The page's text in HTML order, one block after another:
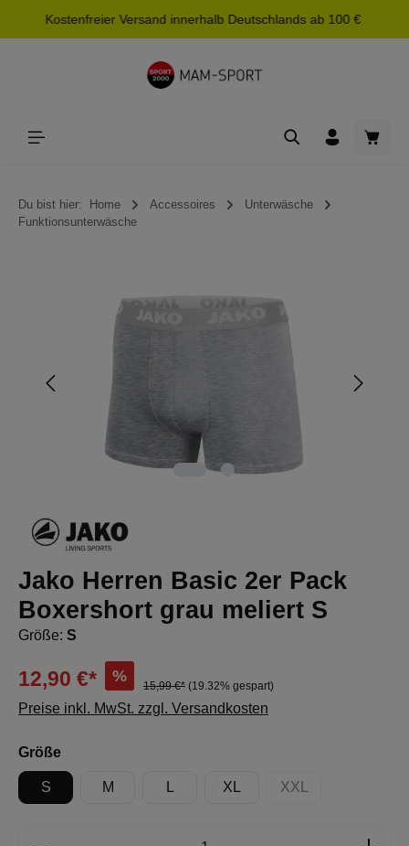
springen
Kostenfreier Versand innerhalb Deutschlands ab 100 €
Du bist hier: Home Accessoires
Unterwäsche
Funktionsunterwäsche
Jako Herren Basic 2er Pack
Boxershort grau meliert S
Größe: S
12,90 €* %
15,99 €* (19.32% gespart)
Preise inkl. MwSt. zzgl. Versandkosten
Größeauswählen
S M L XL XXL
(Diese Option ist
Produkt Anzahl: Gib den gewünschten